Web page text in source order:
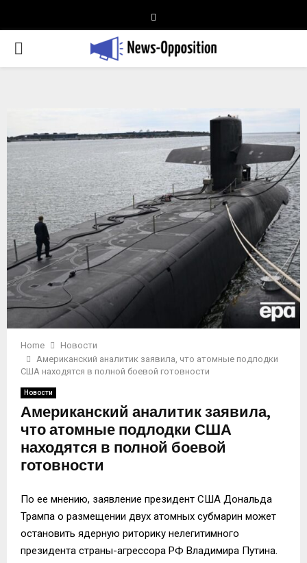
PRIMARY
Home
Новости
Американский аналитик заявила, что атомные подлодки
США находятся в полной боевой готовности
Новости
Американский аналитик заявила,
что атомные подлодки США
находятся в полной боевой
готовности
По ее мнению, заявление президент США Дональда
Трампа о размещении двух атомных субмарин может
остановить ядерную риторику нелегитимного
президента страны-агрессора РФ Владимира Путина.